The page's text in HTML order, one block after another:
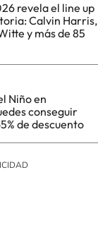
revela el line up
Calvin Harris,
y más de 85
Niño en
conseguir
de descuento